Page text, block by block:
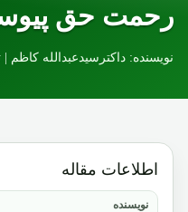
رحمت حق
نویسنده: داکترسیدعبدالله کاظم | تاریخ
اطلاعات مقاله
نویسنده